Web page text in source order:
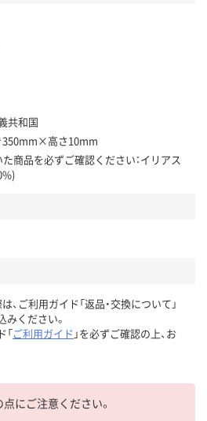
共和国
350mm×高さ10mm
品を必ずご確認ください：イリアス
、ご利用ガイド「返品・交換について」
みください。
「ご利用ガイド 」を必ずご確認の上、お
にご注意ください。